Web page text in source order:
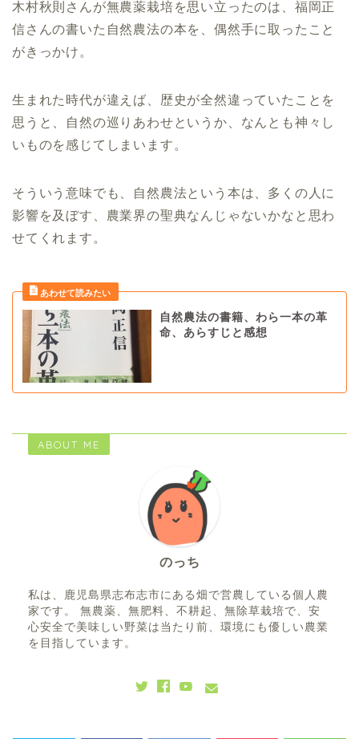
木村秋則さんが無農薬栽培を思い立ったのは、福岡正
信さんの書いた自然農法の本を、偶然手に取ったこと
がきっかけ。
生まれた時代が違えば、歴史が全然違っていたことを
思うと、自然の巡りあわせというか、なんとも神々し
いものを感じてしまいます。
そういう意味でも、自然農法という本は、多くの人に
影響を及ぼす、農業界の聖典なんじゃないかなと思わ
せてくれます。
自然農法の書籍、わら一本の革
命、あらすじと感想
ABOUT ME
のっち
私は、鹿児島県志布志市にある畑で営農している個人農
家です。 無農薬、無肥料、不耕起、無除草栽培で、安
心安全で美味しい野菜は当たり前、環境にも優しい農業
を目指しています。